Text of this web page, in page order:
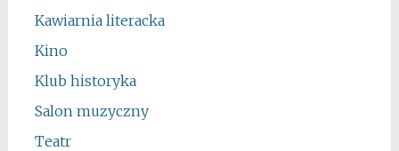
Kawiarnia literacka
Kino
Klub historyka
Salon muzyczny
Teatr